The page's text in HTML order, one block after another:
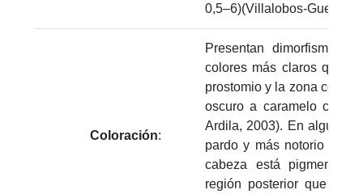
0,5–6)(Villalobos-
Coloración:
Presentan dimorfismo
colores más claros que
prostomio y la zona
oscuro a caramelo claro
Ardila, 2003). En algunos
pardo y más notorio en
cabeza está
región posterior que es